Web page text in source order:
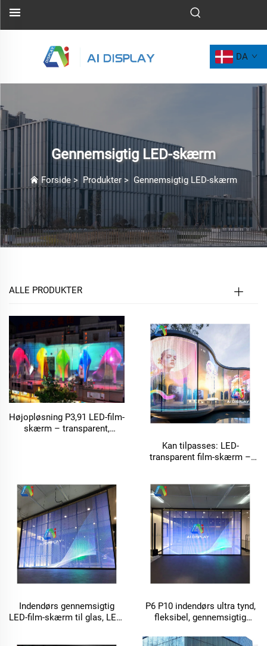
DA
Gennemsigtig LED-skærm
Forside > Produkter > Gennemsigtig LED-skærm
ALLE PRODUKTER
Højopløsning P3,91 LED-film-
skærm – transparent,
Kan tilpasses: LED-
transparent film-skærm –
glasvideovægge
Indendørs gennemsigtig
LED-film-skærm til glas, LED-
P6 P10 indendørs ultra tynd,
fleksibel, gennemsigtig
skærm til glas